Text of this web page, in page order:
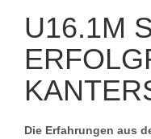
U16.1M
Die Erfahrungen aus